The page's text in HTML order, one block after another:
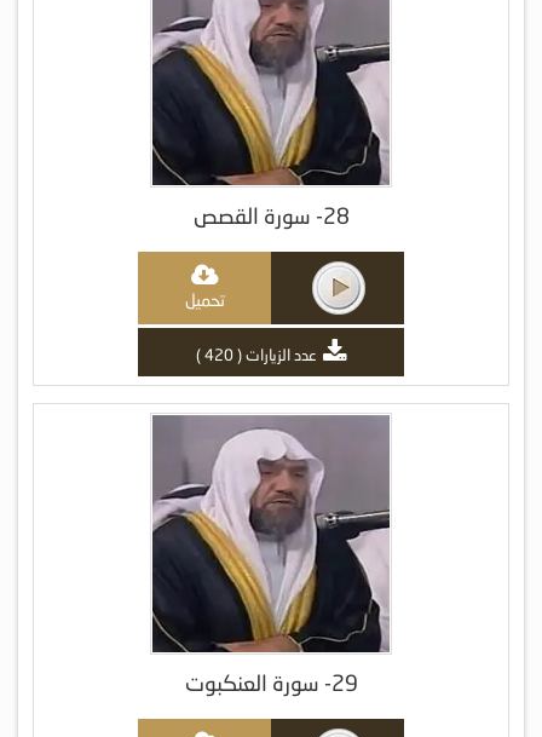
28- سورة القصص
تحميل
عدد الزيارات ( 420 )
29- سورة العنكبوت